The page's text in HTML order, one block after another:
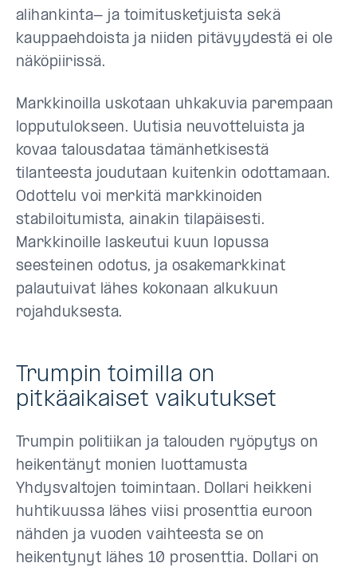
alihankinta- ja toimitusketjuista sekä
kauppaehdoista ja niiden pitävyydestä ei ole
näköpiirissä.
Markkinoilla uskotaan uhkakuvia parempaan
lopputulokseen. Uutisia neuvotteluista ja
kovaa talousdataa tämänhetkisestä
tilanteesta joudutaan kuitenkin odottamaan.
Odottelu voi merkitä markkinoiden
stabiloitumista, ainakin tilapäisesti.
Markkinoille laskeutui kuun lopussa
seesteinen odotus, ja osakemarkkinat
palautuivat lähes kokonaan alkukuun
rojahduksesta.
Trumpin toimilla on
pitkäaikaiset vaikutukset
Trumpin politiikan ja talouden ryöpytys on
heikentänyt monien luottamusta
Yhdysvaltojen toimintaan. Dollari heikkeni
huhtikuussa lähes viisi prosenttia euroon
nähden ja vuoden vaihteesta se on
heikentynyt lähes 10 prosenttia. Dollari on